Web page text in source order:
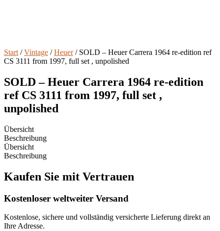
Start /Vintage /Heuer/ SOLD – Heuer Carrera 1964 re-edition ref
CS 3111 from 1997, full set , unpolished
SOLD – Heuer Carrera 1964 re-edition
ref CS 3111 from 1997, full set ,
unpolished
Übersicht
Beschreibung
Übersicht
Beschreibung
Kaufen Sie mit Vertrauen
Kostenloser weltweiter Versand
Kostenlose, sichere und vollständig versicherte Lieferung direkt an
Ihre Adresse.